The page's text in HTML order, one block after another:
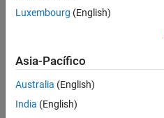
Luxembourg (English)
Asia-Pacífico
Australia (English)
India (English)